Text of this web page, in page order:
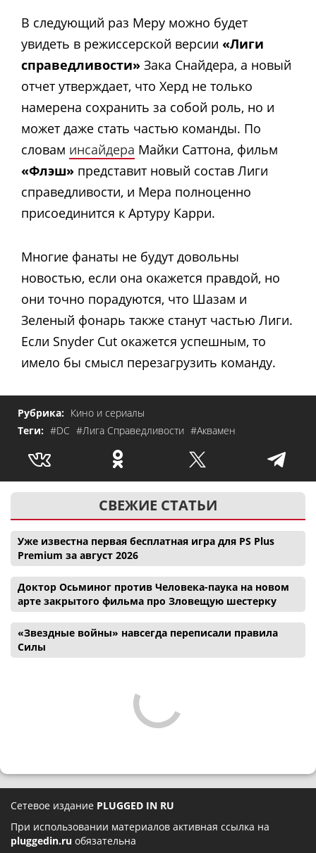
В следующий раз Меру можно будет
увидеть в режиссерской версии «Лиги
справедливости» Зака Снайдера, а новый
отчет утверждает, что Херд не только
намерена сохранить за собой роль, но и
может даже стать частью команды. По
словам инсайдера Майки Саттона, фильм
«Флэш» представит новый состав Лиги
справедливости, и Мера полноценно
присоединится к Артуру Карри.
Многие фанаты не будут довольны
новостью, если она окажется правдой, но
они точно порадуются, что Шазам и
Зеленый фонарь также станут частью Лиги.
Если Snyder Cut окажется успешным, то
имело бы смысл перезагрузить команду.
Рубрика: Кино и сериалы
Теги: #DC #Лига Справедливости #Аквамен
СВЕЖИЕ СТАТЬИ
Уже известна первая бесплатная игра для PS Plus
Premium за август 2026
Доктор Осьминог против Человека-паука на новом
арте закрытого фильма про Зловещую шестерку
«Звездные войны» навсегда переписали правила
Силы
Сетевое издание PLUGGED IN RU
При использовании материалов активная ссылка на
pluggedin.ru обязательна